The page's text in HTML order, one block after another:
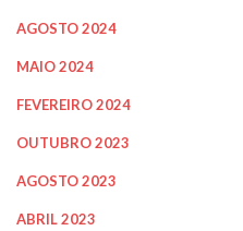
AGOSTO 2024
MAIO 2024
FEVEREIRO 2024
OUTUBRO 2023
AGOSTO 2023
ABRIL 2023